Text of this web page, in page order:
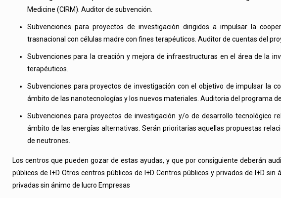
Medicine (CIRM). Auditor de subvención.
Subvenciones para proyectos de investigación dirigidos a impulsar la
trasnacional con células madre con fines terapéuticos. Auditor de cuentas del
Subvenciones para la creación y mejora de infraestructuras en el área de la
terapéuticos.
Subvenciones para proyectos de investigación con el objetivo de impulsar la
ámbito de las nanotecnologías y los nuevos materiales. Auditoria del programa
Subvenciones para proyectos de investigación y/o de desarrollo tecnológico
ámbito de las energías alternativas. Serán prioritarias aquellas propuestas
de neutrones.
Los centros que pueden gozar de estas ayudas, y que por consiguiente deberán
públicos de I+D Otros centros públicos de I+D Centros públicos y privados de I+D
privadas sin ánimo de lucro Empresas